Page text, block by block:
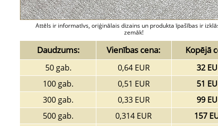
Attēls ir informatīvs, oriģinālais dizains un produkta īpašības ir
zemāk!
Daudzums: Vienības cena: Kopējā
50 gab. 0,64 EUR
32
100 gab.
0,51 EUR
51
300 gab.
0,33 EUR
99
500 gab.
0,314 EUR
157